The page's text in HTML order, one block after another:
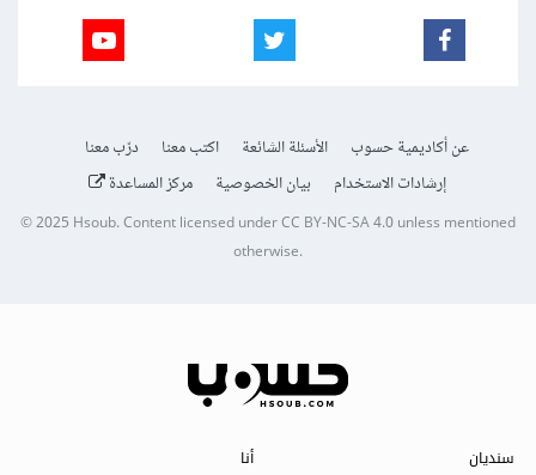
عن أكاديمية حسوب الأسئلة الشائعة اكتب معنا
درّب معنا
إرشادات الاستخدام
بيان الخصوصية مركز المساعدة
© 2025Hsoub.Content licensed underCC BY-NC-SA 4.0unless mentioned
otherwise.